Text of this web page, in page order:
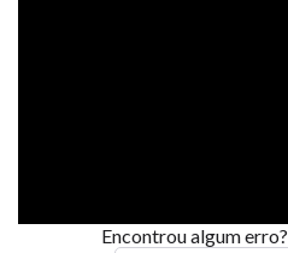
Encontrou algum erro?